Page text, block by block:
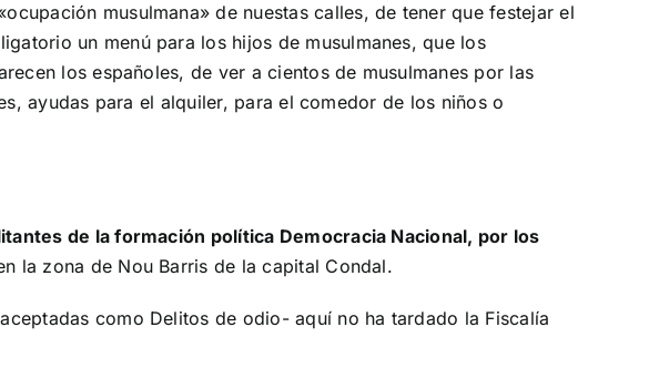
musulmana» de nuestas calles, de tener que festejar el
un menú para los hijos de musulmanes, que los
los españoles, de ver a cientos de musulmanes por las
ayudas para el alquiler, para el comedor de los niños o
de la formación política Democracia Nacional, por los
la zona de Nou Barris de la capital Condal.
como Delitos de odio- aquí no ha tardado la Fiscalía